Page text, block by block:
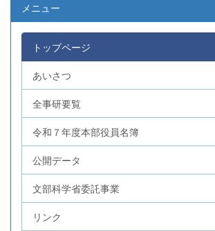
メニュー
トップページ
あいさつ
全事研要覧
令和７年度本部役員名簿
公開データ
文部科学省委託事業
リンク